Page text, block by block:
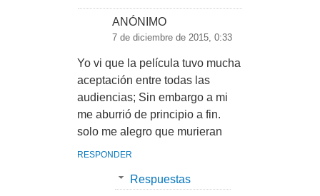
ANÓNIMO
7 de diciembre de 2015, 0:33
Yo vi que la película tuvo mucha
aceptación entre todas las
audiencias; Sin embargo a mi
me aburrió de principio a fin.
solo me alegro que murieran
RESPONDER
Respuestas